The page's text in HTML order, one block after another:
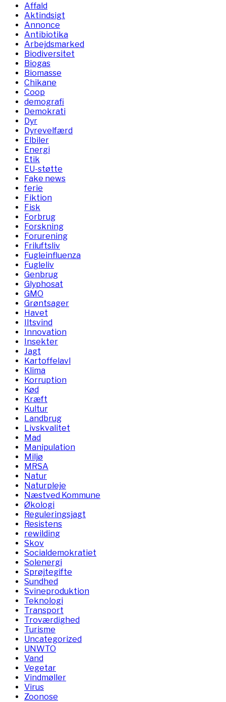
Affald
Aktindsigt
Annonce
Antibiotika
Arbejdsmarked
Biodiversitet
Biogas
Biomasse
Chikane
Coop
demografi
Demokrati
Dyr
Dyrevelfærd
Elbiler
Energi
Etik
EU-støtte
Fake news
ferie
Fiktion
Fisk
Forbrug
Forskning
Forurening
Friluftsliv
Fugleinfluenza
Fugleliv
Genbrug
Glyphosat
GMO
Grøntsager
Havet
Iltsvind
Innovation
Insekter
Jagt
Kartoffelavl
Klima
Korruption
Kød
Kræft
Kultur
Landbrug
Livskvalitet
Mad
Manipulation
Miljø
MRSA
Natur
Naturpleje
Næstved Kommune
Økologi
Reguleringsjagt
Resistens
rewilding
Skov
Socialdemokratiet
Solenergi
Sprøjtegifte
Sundhed
Svineproduktion
Teknologi
Transport
Troværdighed
Turisme
Uncategorized
UNWTO
Vand
Vegetar
Vindmøller
Virus
Zoonose